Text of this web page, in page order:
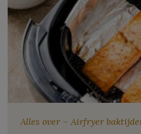
Alles over – Airfryer